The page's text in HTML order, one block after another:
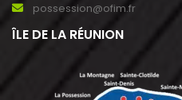
possession@ofim.fr
ÎLE DE LA RÉUNION